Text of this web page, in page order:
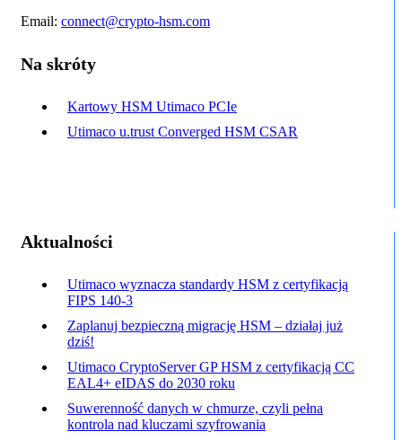
Email: connect@crypto-hsm.com
Na skróty
Kartowy HSM Utimaco PCIe
Utimaco u.trust Converged HSM CSAR
Aktualności
Utimaco wyznacza standardy HSM z certyfikacją
FIPS 140-3
Zaplanuj bezpieczną migrację HSM – działaj już
dziś!
Utimaco CryptoServer GP HSM z certyfikacją CC
EAL4+ eIDAS do 2030 roku
Suwerenność danych w chmurze, czyli pełna
kontrola nad kluczami szyfrowania